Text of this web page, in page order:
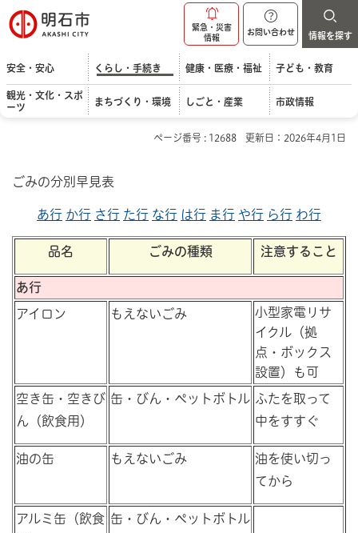
明石市
緊急・災害
情報
お問い合わせ 情報を探す
安全・安心 くらし・手続き 健康・医療・福祉 子ども・教育
観光・文化・スポ
ーツ
まちづくり・環境 しごと・産業 市政情報
ページ番号 : 12688 更新日：2026年4月1日
ごみの分別早見表
あ行 か行 さ行 た行 な行 は行 ま行 や行 ら行 わ行
品名 ごみの種類 注意すること
あ行
アイロン もえないごみ
小型家電リサ
イクル（拠
点・ボックス
設置）も可
空き缶・空きび
ん（飲食用）
缶・びん・ペットボトル ふたを取って
中をすすぐ
油の缶 もえないごみ
油を使い切っ
てから
アルミ缶（飲食 缶・びん・ペットボトル